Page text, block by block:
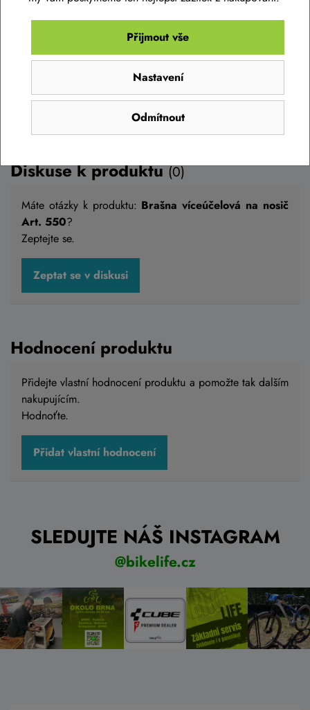
Do košíku
Boční taška ACID PURE 15 CILink na zadní
nosič SIC 2.0 2025
Do košíku
Diskuse k produktu(0)
Máte otázky k produktu: Brašna víceúčelová na nosič
Art. 550?
Zeptejte se.
Zeptat se v diskusi
Hodnocení produktu
Přidejte vlastní hodnocení produktu a pomožte tak dalším
nakupujícím.
Hodnoťte.
Přidat vlastní hodnocení
SLEDUJTE NÁŠ INSTAGRAM
@bikelife.cz
Odmítnout
Nastavení
Přijmout vše